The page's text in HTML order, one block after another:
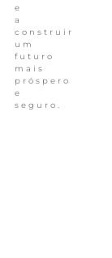
e
a
construir
um
futuro
mais
próspero
e
seguro.